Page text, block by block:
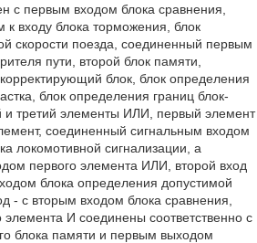
с первым входом блока сравнения,
к входу блока торможения, блок
скорости поезда, соединенный первым
пути, второй блок памяти,
блок, блок определения
блок определения границ блок-
и третий элементы ИЛИ, первый элемент
соединенный сигнальным входом
локомотивной сигнализации, а
первого элемента ИЛИ, второй вход
блока определения допустимой
- с вторым входом блока сравнения,
элемента И соединены соответственно с
блока памяти и первым выходом